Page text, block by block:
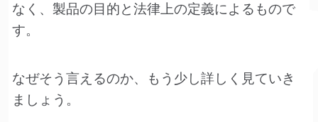
なく、製品の目的と法律上の定義によるもので
す。
なぜそう言えるのか、もう少し詳しく見ていき
ましょう。